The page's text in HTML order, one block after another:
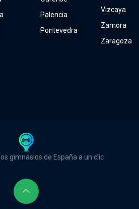
Palencia
Pontevedra
Vizcaya
Zamora
Zaragoza
gimnasios de España a un clic